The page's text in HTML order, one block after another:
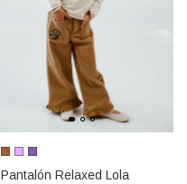
Pantalón Relaxed Lola